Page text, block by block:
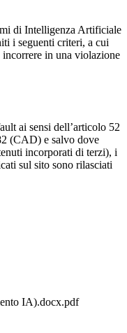
di Intelligenza Artificiale
i seguenti criteri, a cui
in una violazione
ai sensi dell’articolo 52
(CAD) e salvo dove
incorporati di terzi), i
sul sito sono rilasciati
IA).docx.pdf